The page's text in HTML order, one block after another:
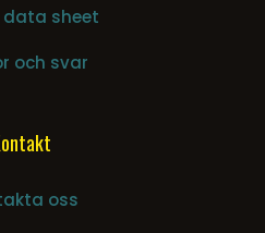
data sheet
och svar
oss